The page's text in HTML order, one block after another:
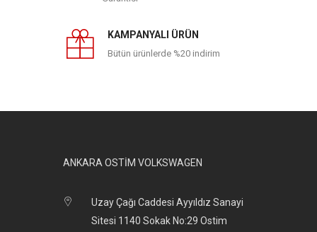
KAMPANYALI ÜRÜN
Bütün ürünlerde %20 indirim
ANKARA OSTİM VOLKSWAGEN
Uzay Çağı Caddesi Ayyıldız Sanayi
Sitesi 1140 Sokak No:29 Ostim